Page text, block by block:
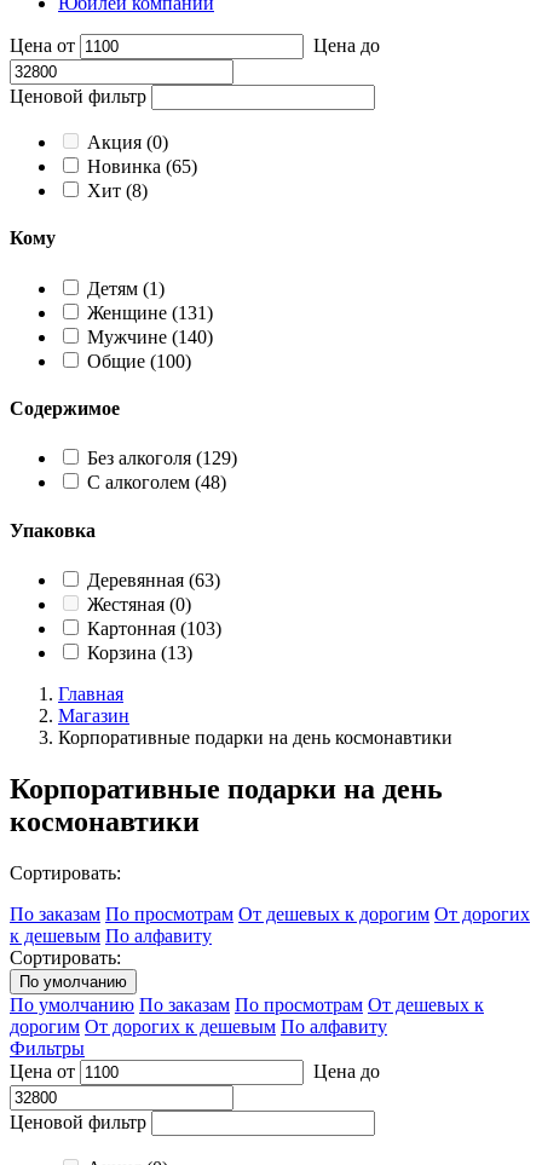
Цена от Цена до
Ценовой фильтр
Акция (0)
Новинка (65)
Хит (8)
Кому
Детям (1)
Женщине (131)
Мужчине (140)
Общие (100)
Содержимое
Без алкоголя (129)
С алкоголем (48)
Упаковка
Деревянная (63)
Жестяная (0)
Картонная (103)
Корзина (13)
Главная
Магазин
Корпоративные подарки на день космонавтики
Корпоративные подарки на день
космонавтики
Сортировать:
По заказам По просмотрам От дешевых к дорогим От дорогих
к дешевым По алфавиту
Сортировать:
По умолчанию
По умолчанию По заказам По просмотрам От дешевых к
дорогим От дорогих к дешевым По алфавиту
Фильтры
Цена от
Цена до
Ценовой фильтр